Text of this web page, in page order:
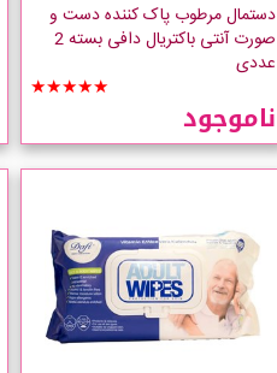
دستمال مرطوب پاک کننده دست و
صورت آنتی باکتریال دافی بسته 2
عددی
★★★★★
ناموجود